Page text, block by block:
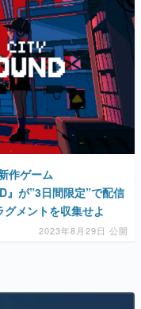
ムの魅力を画面や操作の
、硬派で骨太な評論連載
」… ゲームにまつわる言葉
ューター文化史研究家・タ
作ゲーム
が”3日間限定”で配信
メントを収集せよ
2023年8月29日 公開